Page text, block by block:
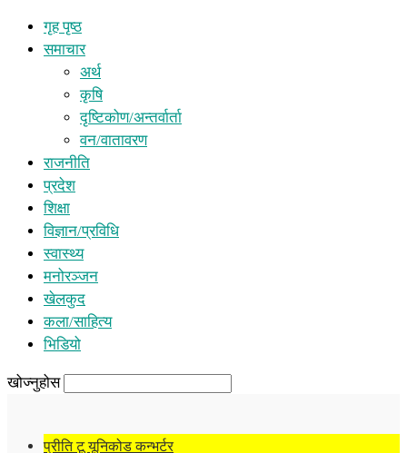
गृह पृष्ठ
समाचार
अर्थ
कृषि
दृष्टिकोण/अन्तर्वार्ता
वन/वातावरण
राजनीति
प्रदेश
शिक्षा
विज्ञान/प्रविधि
स्वास्थ्य
मनोरञ्जन
खेलकुद
कला/साहित्य
भिडियो
खोज्नुहोस
प्रीति टू यूनिकोड कन्भर्टर